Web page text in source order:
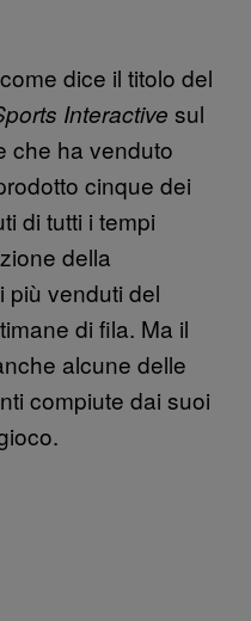
dice il titolo del
Interactive sul
che ha venduto
cinque dei
di tutti i tempi
della
più venduti del
di fila. Ma il
alcune delle
compiute dai suoi